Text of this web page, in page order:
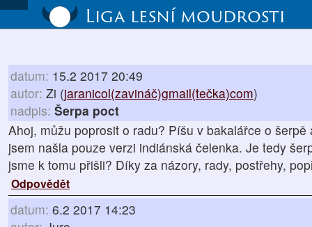
Liga lesní moudrosti
datum: 15.2 2017 20:49
autor: Zi (jaranicol(zavináč)gmail(tečka)com)
nadpis: Šerpa poct
Ahoj, můžu poprosit o radu? Píšu v bakalářce o
jsem našla pouze verzi indiánská čelenka. Je tedy
jsme k tomu přišli? Díky za názory, rady, postřehy,
Odpovědět
datum: 6.2 2017 14:23